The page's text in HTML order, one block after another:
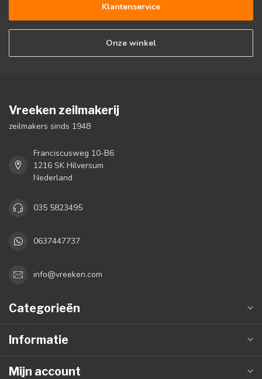
Klantenservice
Onze winkel
Vreeken zeilmakerij
zeilmakers sinds 1948
Franciscusweg 10-B6
1216 SK Hilversum
Nederland
035 5823495
0637447737
info@vreeken.com
Categorieën
Informatie
Mijn account